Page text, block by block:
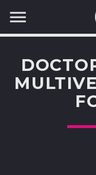
CERCA